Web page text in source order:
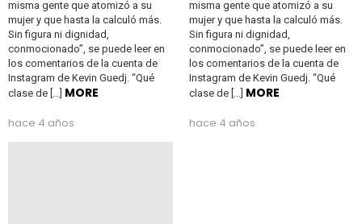
misma gente que atomizó a su
mujer y que hasta la calculó más.
Sin figura ni dignidad,
conmocionado”, se puede leer en
los comentarios de la cuenta de
Instagram de Kevin Guedj. “Qué
clase de […] MORE
hace 4 años
misma gente que atomizó a su
mujer y que hasta la calculó más.
Sin figura ni dignidad,
conmocionado”, se puede leer en
los comentarios de la cuenta de
Instagram de Kevin Guedj. “Qué
clase de […] MORE
hace 4 años